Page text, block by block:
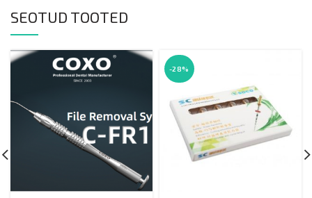
SEOTUD TOOTED
-28%